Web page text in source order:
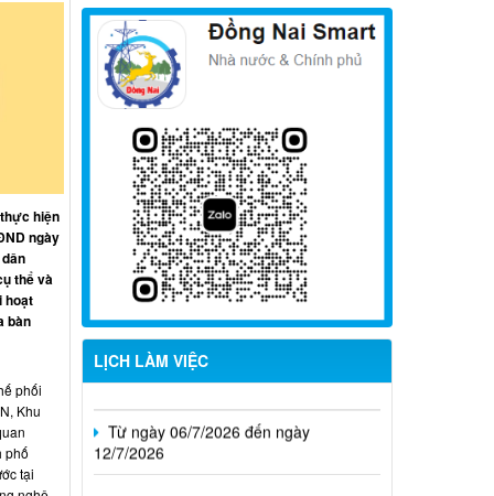
LỊCH LÀM VIỆC
Từ ngày 03/8/2026 đến ngày
09/8/2026
Từ ngày 27/7/2026 đến ngày
02/8/2026
Từ ngày 20/7/2026 đến ngày
26/7/2026
Từ ngày 13/7/2026 đến ngày
18/7/2026
hiện
ngày
thể và
hoạt
bàn
phối
Khu
phố
tại